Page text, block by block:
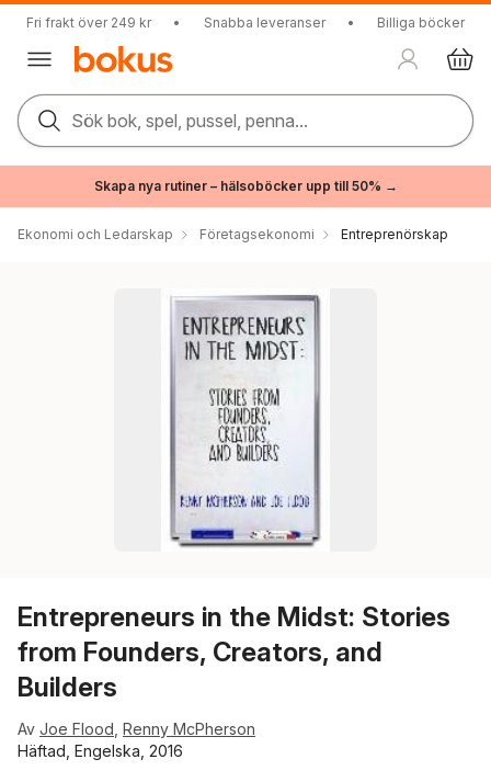
Fri frakt över 249 kr • Snabba leveranser • Billiga böcker
Sök bok, spel, pussel, penna...
Skapa nya rutiner – hälsoböcker upp till 50% →
Ekonomi och Ledarskap Företagsekonomi Entreprenörskap
Entrepreneurs in the Midst: Stories
from Founders, Creators, and
Builders
Av Joe Flood Renny McPherson
Häftad, Engelska, 2016